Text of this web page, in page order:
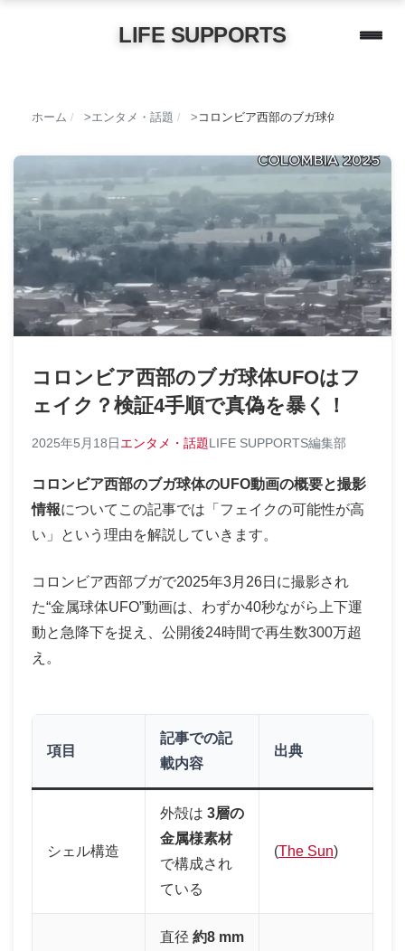
LIFE SUPPORTS
ホーム / エンタメ・話題 / コロンビア西部のブガ球体UFOはフ
コロンビア西部のブガ球体UFOはフ
ェイク？検証4手順で真偽を暴く！
2025年5月18日エンタメ・話題LIFE SUPPORTS編集部
コロンビア西部のブガ球体のUFO動画の概要と撮影
情報についてこの記事では「フェイクの可能性が高
い」という理由を解説していきます。
コロンビア西部ブガで2025年3月26日に撮影され
た“金属球体UFO”動画は、わずか40秒ながら上下運
動と急降下を捉え、公開後24時間で再生数300万超
え。
項目
記事での記
載内容
出典
シェル構造
外殻は 3層の
金属様素材
で構成され
ている
(The Sun)
直径 約8 mm